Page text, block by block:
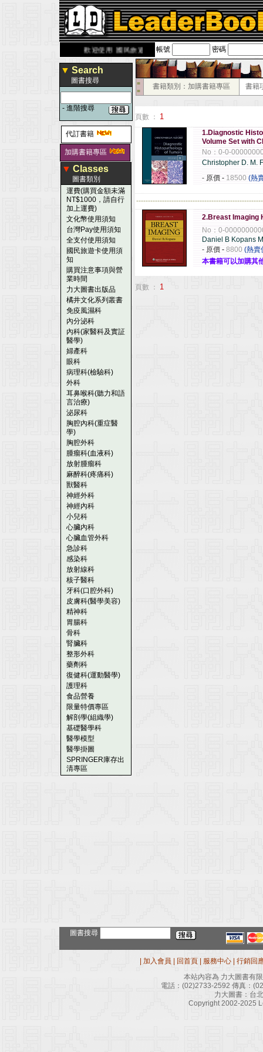
歡迎使用 國民旅遊卡！！ 帳號 密碼
▼ Search
圖書搜尋
- 進階搜尋
代訂書籍
加購書籍專區
▼ Classes
圖書類別
運費(購買金額未滿
NT$1000，請自行
加上運費)
文化幣使用須知
台灣Pay使用須知
全支付使用須知
國民旅遊卡使用須
知
購買注意事項與營
業時間
力大圖書出版品
橘井文化系列叢書
免疫風濕科
內分泌科
內科(家醫科及實証
醫學)
婦產科
眼科
病理科(檢驗科)
外科
耳鼻喉科(聽力和語
言治療)
泌尿科
胸腔內科(重症醫
學)
胸腔外科
腫瘤科(血液科)
放射腫瘤科
麻醉科(疼痛科)
獸醫科
神經外科
神經內科
小兒科
心臟內科
心臟血管外科
急診科
感染科
放射線科
核子醫科
牙科(口腔外科)
皮膚科(醫學美容)
精神科
胃腸科
骨科
腎臟科
整形外科
藥劑科
復健科(運動醫學)
護理科
食品營養
限量特價專區
解剖學(組織學)
基礎醫學科
醫學模型
醫學掛圖
SPRINGER庫存出
清專區
■
■
書籍類別：加購書籍專區 書籍
頁數 ： 1
1.Diagnostic
Volume Set with
No：0-0-
Christopher D. M.
- 原價 - 18500 (熱
2.Breast Imaging
No：0-
Daniel B Kopans
- 原價 - 8800 (熱賣
本書籍可以加購其
頁數 ： 1
圖書搜尋
加入會員 回首頁 服務中心
行銷回
本站內容為 力大圖書有
電話： (02)2733-2592 傳真：
力大圖書：台
Copyright 2002-2025